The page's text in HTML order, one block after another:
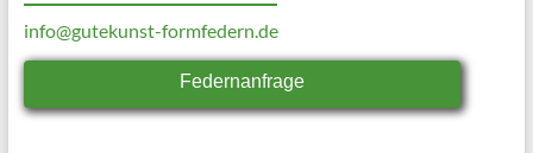
info@gutekunst-formfedern.de
Federnanfrage